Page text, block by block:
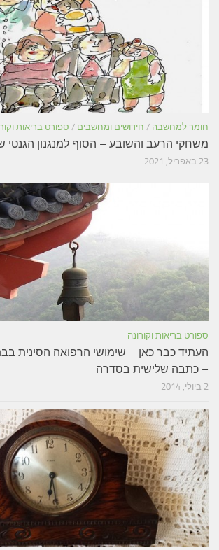
חומר למחשבה / חידושים ומחשבים / ספורט בריאות
משחקי הרעב והשובע – הסוף למנגנון הגנטי
23 באפריל, 2021
ספורט בריאות וקורונה
העתיד כבר כאן – שימושי הרפואה הסינית
– כתבה שלישית בסדרה
2 ביולי, 2014